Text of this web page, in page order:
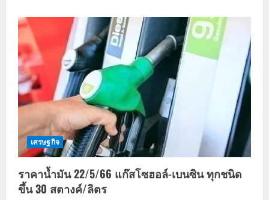
เครดิต
บูโร
คือ
อะไร
ทำ
ออนไลน์
ได้ที่
ไหน
เศรษฐกิจ
ราคาน้ำมัน 22/5/66 แก๊สโซฮอล์-เบนซิน ทุกชนิด
ขึ้น 30 สตางค์/ลิตร